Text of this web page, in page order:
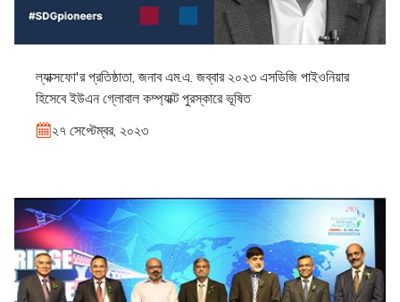
ল্যাক্সফো'র প্রতিষ্ঠাতা, জনাব এম.এ. জব্বার ২০২৩ এসডিজি পাইওনিয়ার
হিসেবে ইউএন গ্লোবাল কম্প্যাক্ট পুরস্কারে ভূষিত
২৭ সেপ্টেম্বর, ২০২৩